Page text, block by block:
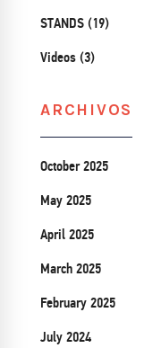
STANDS (19)
Videos (3)
ARCHIVOS
October 2025
May 2025
April 2025
March 2025
February 2025
July 2024